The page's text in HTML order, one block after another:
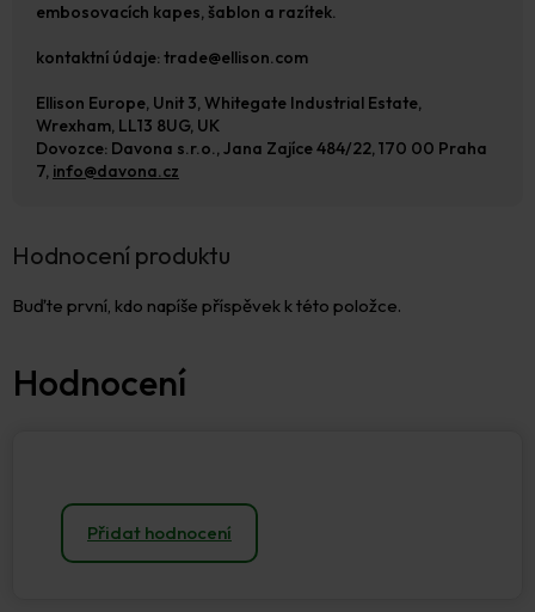
Hodnocení produktu
Buďte první, kdo napíše příspěvek k této položce.
Přidat hodnocení
embosovacích kapes, šablon a razítek.
kontaktní údaje: trade@ellison.com
Ellison Europe, Unit 3, Whitegate Industrial Estate,
Wrexham, LL13 8UG, UK
Dovozce: Davona s.r.o., Jana Zajíce 484/22, 170 00 Praha
7, info@davona.cz